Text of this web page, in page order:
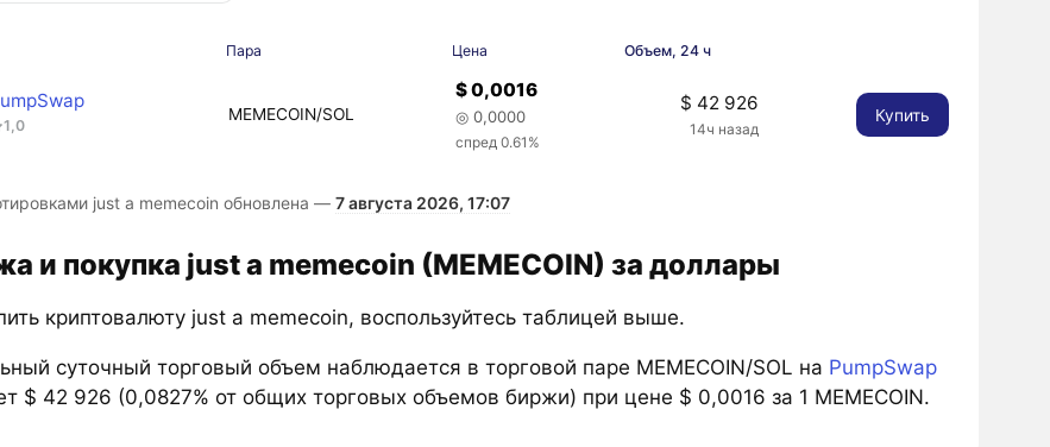
Пара Цена Объем, 24 ч
1,0
MEMECOIN/SOL
$ 0,0016
◎ 0,0000
спред 0.61%
$ 42 926
14ч назад
Купить
just a memecoin обновлена — 7 августа 2026, 17:07
и покупка just a memecoin (MEMECOIN) за доллары
криптовалюту just a memecoin, воспользуйтесь таблицей выше.
суточный торговый объем наблюдается в торговой паре MEMECOIN/SOL на PumpSwap
$ 42 926 (0,0827% от общих торговых объемов биржи) при цене $ 0,0016 за 1 MEMECOIN.